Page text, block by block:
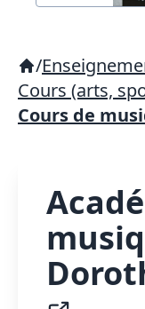
/
Cours (arts,
Cours de